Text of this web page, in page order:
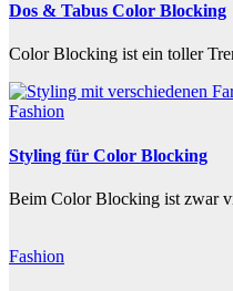
Dos & Tabus Color Blocking
Color Blocking ist ein toller
Fashion
Styling für Color Blocking
Beim Color Blocking ist zwar
Fashion